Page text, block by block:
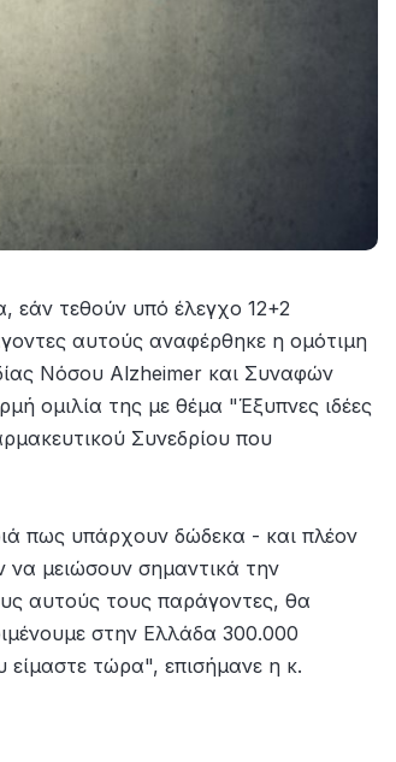
εάν τεθούν υπό έλεγχο 12+2
αυτούς αναφέρθηκε η ομότιμη
Νόσου Alzheimer και Συναφών
ομιλία της με θέμα "Έξυπνες ιδέες
Συνεδρίου που
πως υπάρχουν δώδεκα - και πλέον
μειώσουν σημαντικά την
αυτούς τους παράγοντες, θα
στην Ελλάδα 300.000
είμαστε τώρα", επισήμανε η κ.